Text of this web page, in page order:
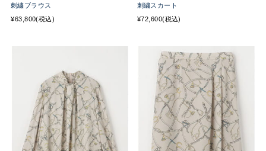
刺繍ブラウス
¥63,800(税込)
刺繍スカート
¥72,600(税込)